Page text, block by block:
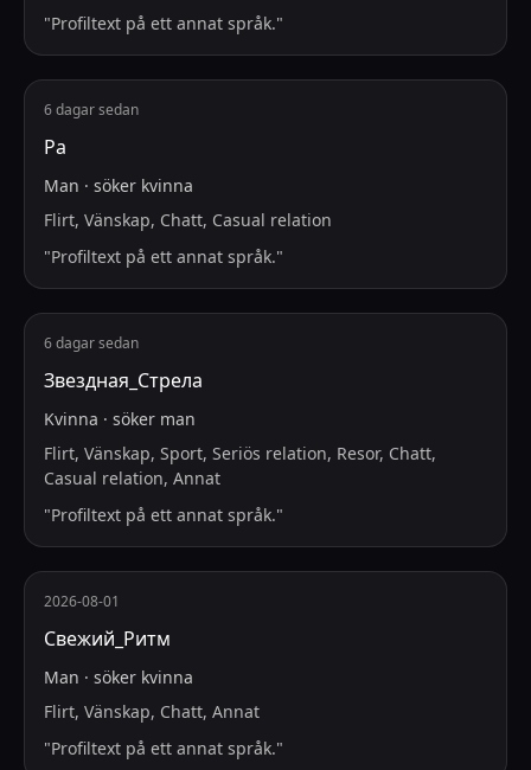
"Profiltext på ett annat språk."
6 dagar sedan
Ра
Man · söker kvinna
Flirt, Vänskap, Chatt, Casual relation
"Profiltext på ett annat språk."
6 dagar sedan
Звездная_Стрела
Kvinna · söker man
Flirt, Vänskap, Sport, Seriös relation, Resor, Chatt,
Casual relation, Annat
"Profiltext på ett annat språk."
2026-08-01
Свежий_Ритм
Man · söker kvinna
Flirt, Vänskap, Chatt, Annat
"Profiltext på ett annat språk."